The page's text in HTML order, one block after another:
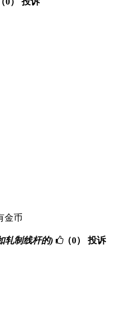
金币
轧制线杆的) （0） 投诉